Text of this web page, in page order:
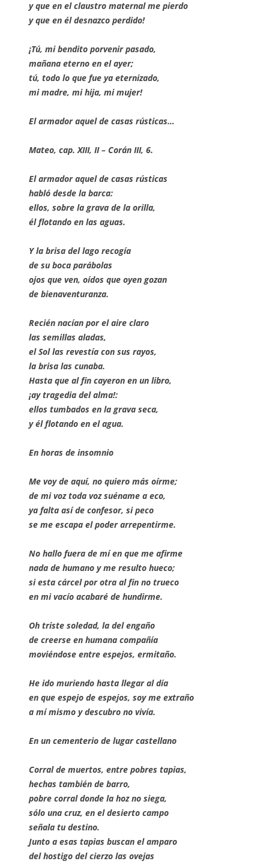
y que en el claustro maternal me pierdo
y que en él desnazco perdido!
¡Tú, mi bendito porvenir pasado,
mañana eterno en el ayer;
tú, todo lo que fue ya eternizado,
mi madre, mi hija, mi mujer!
El armador aquel de casas rústicas…
Mateo, cap. XIII, II – Corán III, 6.
El armador aquel de casas rústicas
habló desde la barca:
ellos, sobre la grava de la orilla,
él flotando en las aguas.
Y la brisa del lago recogía
de su boca parábolas
ojos que ven, oídos que oyen gozan
de bienaventuranza.
Recién nacían por el aire claro
las semillas aladas,
el Sol las revestía con sus rayos,
la brisa las cunaba.
Hasta que al fin cayeron en un libro,
¡ay tragedia del alma!:
ellos tumbados en la grava seca,
y él flotando en el agua.
En horas de insomnio
Me voy de aquí, no quiero más oírme;
de mi voz toda voz suéname a eco,
ya falta así de confesor, si peco
se me escapa el poder arrepentirme.
No hallo fuera de mí en que me afirme
nada de humano y me resulto hueco;
si esta cárcel por otra al fin no trueco
en mi vacío acabaré de hundirme.
Oh triste soledad, la del engaño
de creerse en humana compañía
moviéndose entre espejos, ermitaño.
He ido muriendo hasta llegar al día
en que espejo de espejos, soy me extraño
a mí mismo y descubro no vivía.
En un cementerio de lugar castellano
Corral de muertos, entre pobres tapias,
hechas también de barro,
pobre corral donde la hoz no siega,
sólo una cruz, en el desierto campo
señala tu destino.
Junto a esas tapias buscan el amparo
del hostigo del cierzo las ovejas